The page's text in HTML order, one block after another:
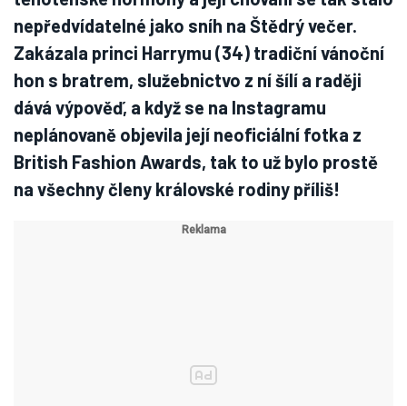
nepředvídatelné jako sníh na Štědrý večer.
Zakázala princi Harrymu (34) tradiční vánoční
hon s bratrem, služebnictvo z ní šílí a raději
dává výpověď, a když se na Instagramu
neplánovaně objevila její neoficiální fotka z
British Fashion Awards, tak to už bylo prostě
na všechny členy královské rodiny příliš!